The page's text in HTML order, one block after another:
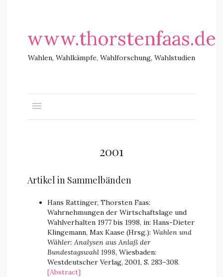
www.thorstenfaas.de
Wahlen, Wahlkämpfe, Wahlforschung, Wahlstudien
2001
Artikel in Sammelbänden
Hans Rattinger, Thorsten Faas:
Wahrnehmungen der Wirtschaftslage und
Wahlverhalten 1977 bis 1998, in: Hans-Dieter
Klingemann, Max Kaase (Hrsg.): Wahlen und
Wähler: Analysen aus Anlaß der
Bundestagswahl 1998, Wiesbaden:
Westdeutscher Verlag, 2001, S. 283–308.
[Abstract]